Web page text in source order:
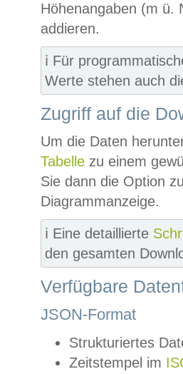
Höhenangaben (m ü.
addieren.
ℹ️ Für
Werte stehen auch
Zugriff auf die
Um die Daten
Tabelle zu einem
Sie dann die Option
Diagrammanzeige.
ℹ️ Eine detaillierte
den gesamten
Verfügbare
JSON-Format
Strukturiertes
Zeitstempel im